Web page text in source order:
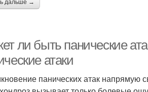
дальше →
ли быть панические
атаки
панических атак